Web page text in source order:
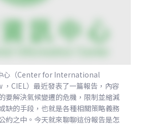
心（Center for International
CIEL）最近發表了一篇報告，內容
要解決氣候變遷的危機，限制並縮減
缺的手段，也就是各種相關策略義務
約之中。今天就來聊聊這份報告是怎